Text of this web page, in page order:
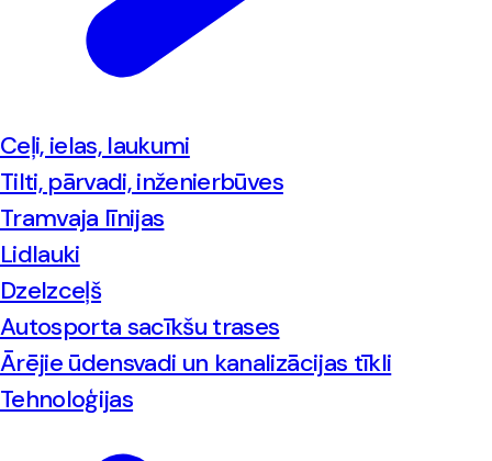
Ceļi, ielas, laukumi
Tilti, pārvadi, inženierbūves
Tramvaja līnijas
Lidlauki
Dzelzceļš
Autosporta sacīkšu trases
Ārējie ūdensvadi un kanalizācijas tīkli
Tehnoloģijas